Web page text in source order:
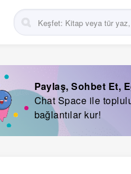
Paylaş, Sohbet Et,
Chat Space ile
bağlantılar kur!